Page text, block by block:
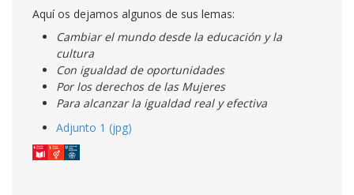
Aquí os dejamos algunos de sus lemas:
Cambiar el mundo desde la educación y la
cultura
Con igualdad de oportunidades
Por los derechos de las Mujeres
Para alcanzar la igualdad real y efectiva
Adjunto 1 (jpg)